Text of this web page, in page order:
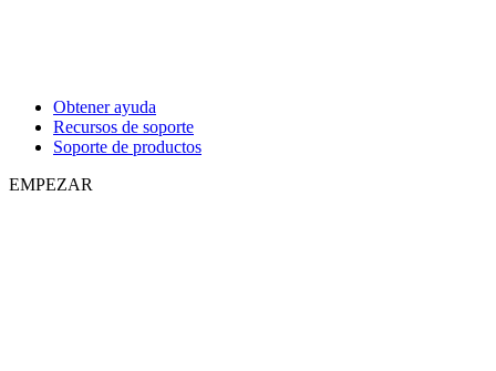
Obtener ayuda
Recursos de soporte
Soporte de productos
EMPEZAR